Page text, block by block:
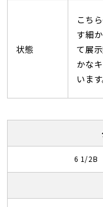
状態
こち
す細
て展
かな
います
6 1/2B